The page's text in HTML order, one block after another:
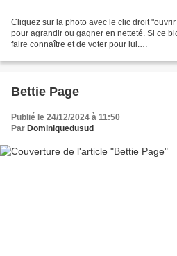
Cliquez sur la photo avec le clic droit
pour agrandir ou gagner en netteté. Si ce
faire connaître et de voter pour lui.
Bettie Page
Publié le 24/12/2024 à 11:50
Par Dominiquedusud